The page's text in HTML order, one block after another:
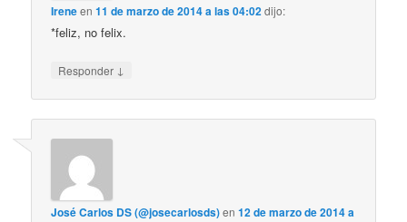
Ireneen11 de marzo de 2014 a las 04:02dijo:
*feliz, no felix.
Responder ↓
José Carlos DS (@josecarlosds)en12 de marzo de 2014 a